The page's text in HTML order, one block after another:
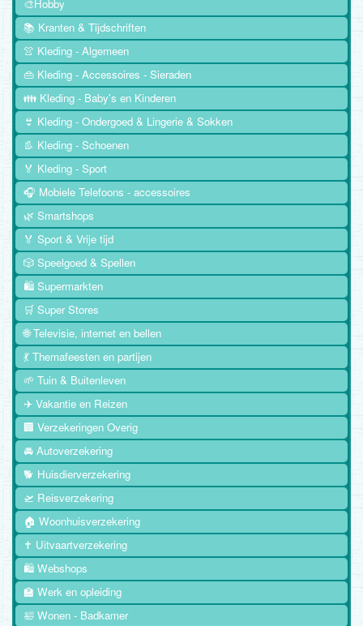
🎨Hobby
📚 Kranten & Tijdschriften
👚 Kleding - Algemeen
👜 Kleding - Accessoires - Sieraden
👪 Kleding - Baby's en Kinderen
👙 Kleding - Ondergoed & Lingerie & Sokken
👢 Kleding - Schoenen
🏅 Kleding - Sport
🎧 Mobiele Telefoons - accessoires
🌿 Smartshops
🏅 Sport & Vrije tijd
🎲 Speelgoed & Spellen
🛍️ Supermarkten
🛒 Super Stores
🌐 Televisie, internet en bellen
💃 Themafeesten en partijen
🌱 Tuin & Buitenleven
✈️ Vakantie en Reizen
🏢 Verzekeringen Overig
🚘 Autoverzekering
🐕 Huisdierverzekering
🛫 Reisverzekering
🏠 Woonhuisverzekering
✝️ Uitvaartverzekering
🛍️ Webshops
🏫 Werk en opleiding
🛀 Wonen - Badkamer